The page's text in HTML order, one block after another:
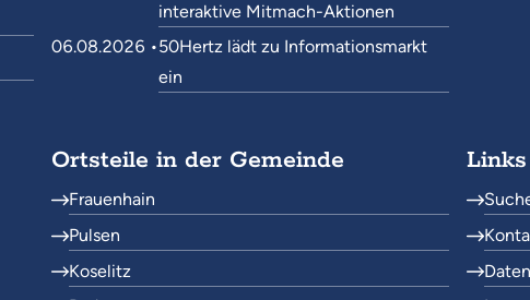
interaktive Mitmach-Aktionen
06.08.2026 •50Hertz lädt zu Informationsmarkt
ein
Ortsteile in der Gemeinde
Frauenhain
Pulsen
Koselitz
Links